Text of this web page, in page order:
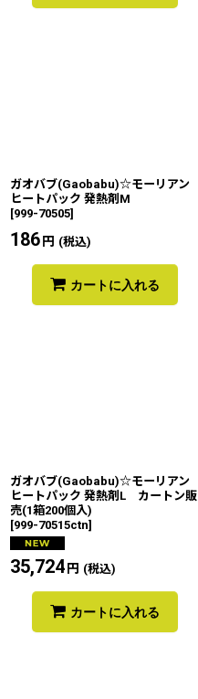
ガオバブ(Gaobabu)☆モーリアン
ヒートパック 発熱剤M
[999-70505]
186円 (税込)
カートに入れる
ガオバブ(Gaobabu)☆モーリアン
ヒートパック 発熱剤L カートン販
売(1箱200個入)
[999-70515ctn]
35,724円 (税込)
カートに入れる